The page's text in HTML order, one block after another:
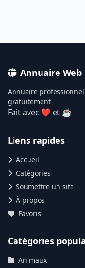
Annuaire Web
Annuaire
gratuitement
Fait avec ❤ et ☕
Liens rapides
Accueil
Catégories
Soumettre un site
À propos
Favoris
Catégories
Animaux